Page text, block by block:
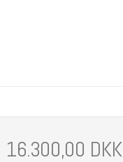
16.300,00 DKK